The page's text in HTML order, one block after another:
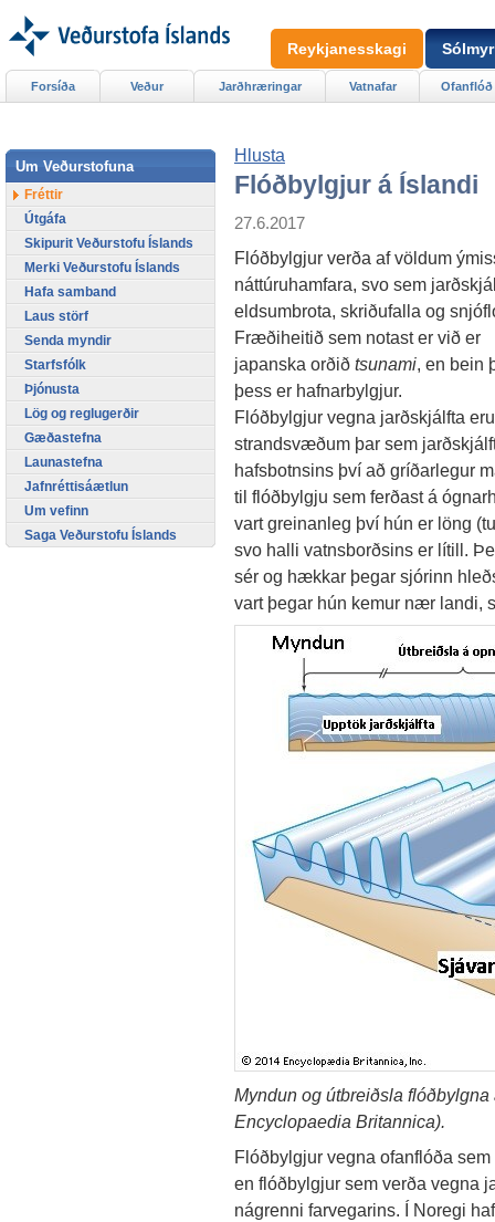
Hlusta
Flóðbylgjur á Íslandi
27.6.2017
Flóðbylgjur verða af völdum
náttúruhamfara, svo sem
eldsumbrota, skriðufalla og
Fræðiheitið sem notast er við er
japanska orðið tsunami, en bein
þess er hafnarbylgjur.
Flóðbylgjur vegna jarðskjálfta
strandsvæðum þar sem
hafsbotnsins því að gríðarlegur
til flóðbylgju sem ferðast á
vart greinanleg því hún er löng
svo halli vatnsborðsins er lítill.
sér og hækkar þegar sjórinn
vart þegar hún kemur nær landi,
Myndun og útbreiðsla
Encyclopaedia Britannica).
Flóðbylgjur vegna ofanflóða
en flóðbylgjur sem verða vegna
nágrenni farvegarins. Í Noregi
Forsíða Veður Jarðhræringar Vatnafar Ofanflóð
Um Veðurstofuna
Fréttir
Útgáfa
Skipurit Veðurstofu Íslands
Merki Veðurstofu Íslands
Hafa samband
Laus störf
Senda myndir
Starfsfólk
Þjónusta
Lög og reglugerðir
Gæðastefna
Launastefna
Jafnréttisáætlun
Um vefinn
Saga Veðurstofu Íslands
Reykjanesskagi